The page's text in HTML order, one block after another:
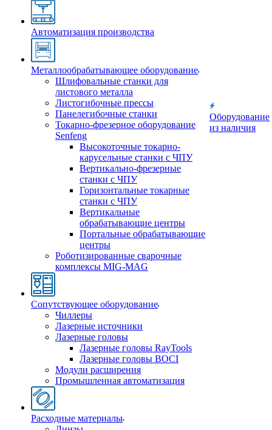
Автоматизация производства
Металлообрабатывающее оборудование
Шлифовальные станки для
листового металла
Листогибочные прессы
Панелегибочные станки
Токарно-фрезерное оборудование
Senfeng
Высокоточные токарно-
карусельные станки с ЧПУ
Вертикально-фрезерные
станки с ЧПУ
Горизонтальные токарные
станки с ЧПУ
Вертикальные
обрабатывающие центры
Портальные обрабатывающие
центры
Роботизированные сварочные
комплексы MIG-MAG
Сопутствующее оборудование
Чиллеры
Лазерные источники
Лазерные головы
Лазерные головы RayTools
Лазерные головы BOCI
Модули расширения
Промышленная автоматизация
Расходные материалы
Оборудование
из наличия